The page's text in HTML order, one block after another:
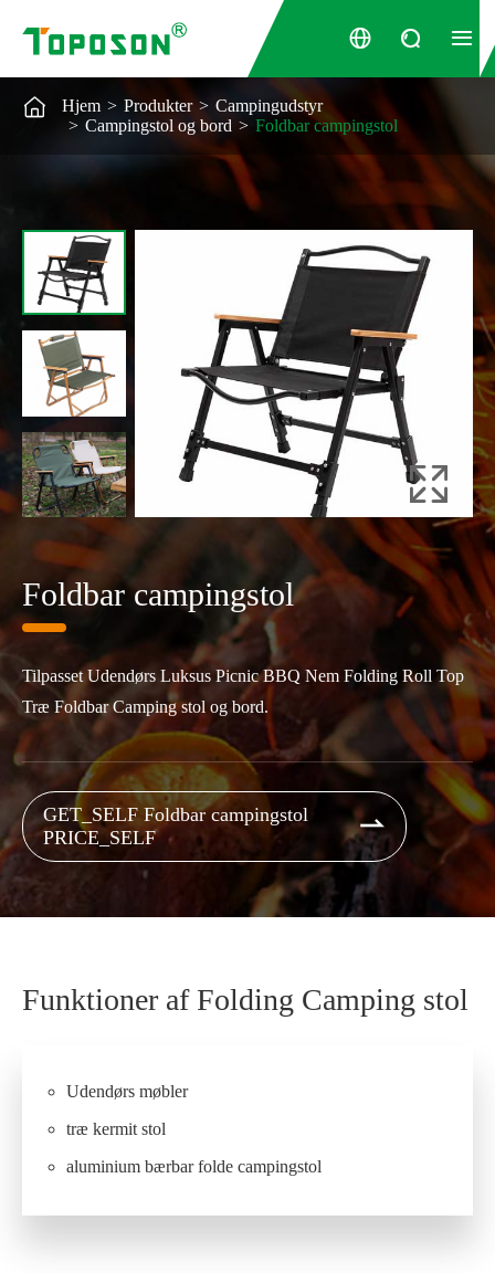
  

Foldbar campingstol
Tilpasset Udendørs Luksus Picnic BBQ Nem Folding Roll Top
Træ Foldbar Camping stol og bord.
GET_SELF Foldbar campingstol
PRICE_SELF

 Hjem Produkter
Campingudstyr
Campingstol og bord
Foldbar campingstol
Funktioner af Folding Camping stol
Udendørs møbler
træ kermit stol
aluminium bærbar folde campingstol